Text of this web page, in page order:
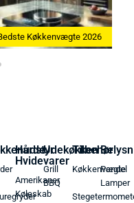
Køkkenvægte 2026
Hårde
Hvidevarer
Amerikaner
Køleskab
Udekøkken
Grill
BBQ
Tilbehør
Køkkenvægte
Pendel
Lamper